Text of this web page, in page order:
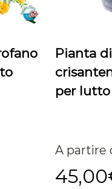
Pianta di
per lutto
A partire
45,00